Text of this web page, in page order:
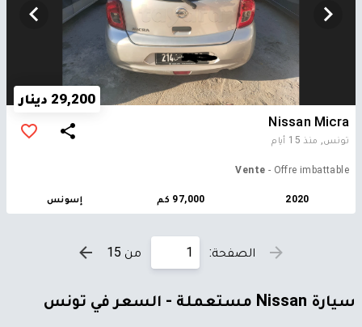
29,200 دينار
Nissan Micra
تونس, منذ 15 أيام
Vente - Offre imbattable
2020 97,000 كم إسونس
الصفحة: من 15
سيارة Nissan مستعملة - السعر في تونس